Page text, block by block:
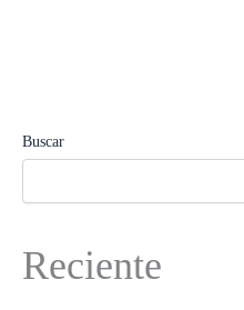
Buscar
Reciente